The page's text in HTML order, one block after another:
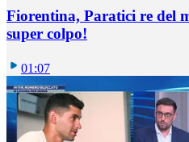
Fiorentina, Paratici re del
super colpo!
01:07